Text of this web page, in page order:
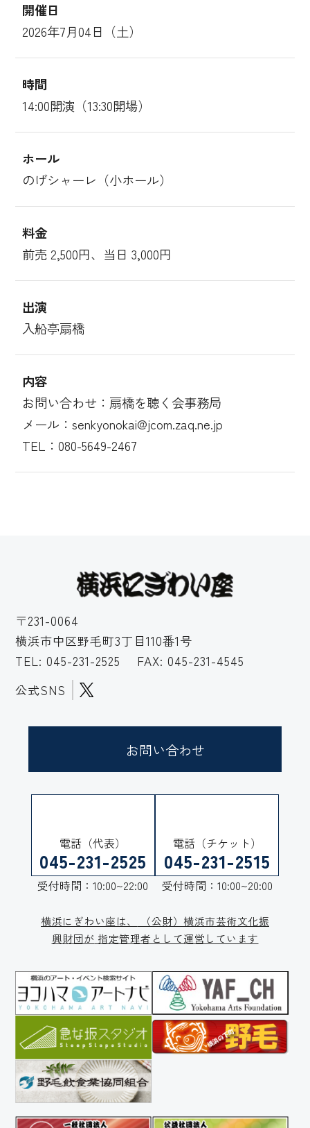
開催日
2026年7月04日（土）
時間
14:00開演（13:30開場）
ホール
のげシャーレ（小ホール）
料金
前売 2,500円、当日 3,000円
出演
入船亭扇橋
内容
お問い合わせ：扇橋を聴く会事務局
メール：senkyonokai@jcom.zaq.ne.jp
TEL：080-5649-2467
〒231-0064
横浜市中区野毛町3丁目110番1号
TEL: 045-231-2525
FAX: 045-231-4545
公式SNS
お問い合わせ
電話（代表）
045-231-2525
受付時間：10:00~22:00
電話（チケット）
045-231-2515
受付時間：10:00~20:00
横浜にぎわい座は、
（公財）横浜市芸術文化振
興財団が 指定管理者として運営しています